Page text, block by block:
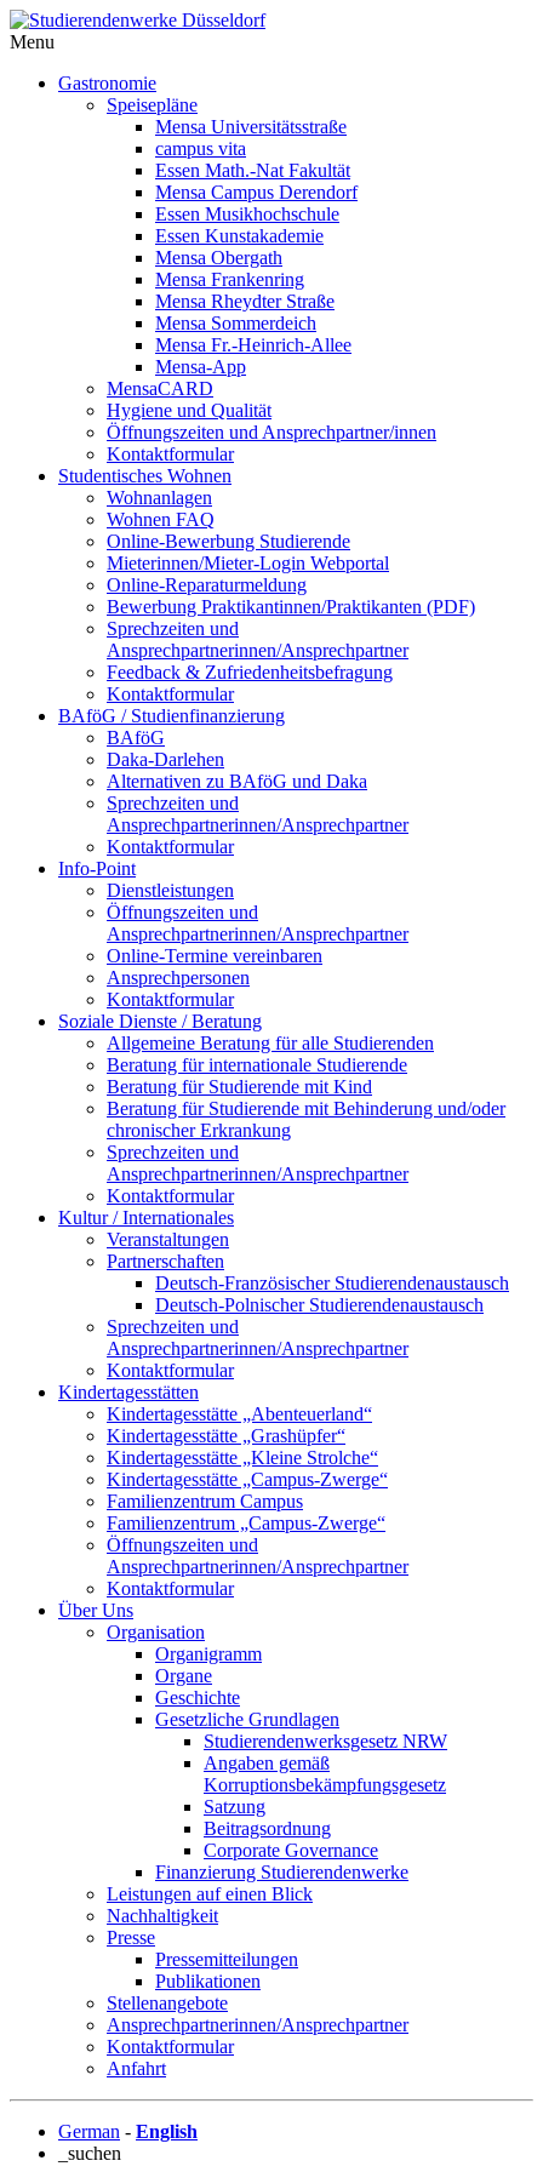
Menu
Gastronomie
Speisepläne
Mensa Universitätsstraße
campus vita
Essen Math.-Nat Fakultät
Mensa Campus Derendorf
Essen Musikhochschule
Essen Kunstakademie
Mensa Obergath
Mensa Frankenring
Mensa Rheydter Straße
Mensa Sommerdeich
Mensa Fr.-Heinrich-Allee
Mensa-App
MensaCARD
Hygiene und Qualität
Öffnungszeiten und Ansprechpartner/innen
Kontaktformular
Studentisches Wohnen
Wohnanlagen
Wohnen FAQ
Online-Bewerbung Studierende
Mieterinnen/Mieter-Login Webportal
Online-Reparaturmeldung
Bewerbung Praktikantinnen/Praktikanten (PDF)
Sprechzeiten und
Ansprechpartnerinnen/Ansprechpartner
Feedback & Zufriedenheitsbefragung
Kontaktformular
BAföG / Studienfinanzierung
BAföG
Daka-Darlehen
Alternativen zu BAföG und Daka
Sprechzeiten und
Ansprechpartnerinnen/Ansprechpartner
Kontaktformular
Info-Point
Dienstleistungen
Öffnungszeiten und
Ansprechpartnerinnen/Ansprechpartner
Online-Termine vereinbaren
Ansprechpersonen
Kontaktformular
Soziale Dienste / Beratung
Allgemeine Beratung für alle Studierenden
Beratung für internationale Studierende
Beratung für Studierende mit Kind
Beratung für Studierende mit Behinderung und/oder
chronischer Erkrankung
Sprechzeiten und
Ansprechpartnerinnen/Ansprechpartner
Kontaktformular
Kultur / Internationales
Veranstaltungen
Partnerschaften
Deutsch-Französischer Studierendenaustausch
Deutsch-Polnischer Studierendenaustausch
Sprechzeiten und
Ansprechpartnerinnen/Ansprechpartner
Kontaktformular
Kindertagesstätten
Kindertagesstätte „Abenteuerland“
Kindertagesstätte „Grashüpfer“
Kindertagesstätte „Kleine Strolche“
Kindertagesstätte „Campus-Zwerge“
Familienzentrum Campus
Familienzentrum „Campus-Zwerge“
Öffnungszeiten und
Ansprechpartnerinnen/Ansprechpartner
Kontaktformular
Über Uns
Organisation
Organigramm
Organe
Geschichte
Gesetzliche Grundlagen
Studierendenwerksgesetz NRW
Angaben gemäß
Korruptionsbekämpfungsgesetz
Satzung
Beitragsordnung
Corporate Governance
Finanzierung Studierendenwerke
Leistungen auf einen Blick
Nachhaltigkeit
Presse
Pressemitteilungen
Publikationen
Stellenangebote
Ansprechpartnerinnen/Ansprechpartner
Kontaktformular
Anfahrt
German - English
_suchen